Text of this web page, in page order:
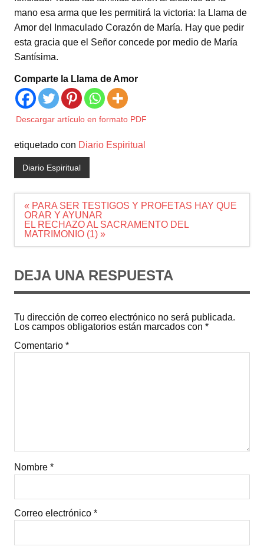
mano esa arma que les permitirá la victoria: la Llama de
Amor del Inmaculado Corazón de María. Hay que pedir
esta gracia que el Señor concede por medio de María
Santísima.
Comparte la Llama de Amor
Descargar artículo en formato PDF
etiquetado con Diario Espiritual
Diario Espiritual
Navegación
de
entradas
« PARA SER TESTIGOS Y PROFETAS HAY QUE
ORAR Y AYUNAR
EL RECHAZO AL SACRAMENTO DEL
MATRIMONIO (1) »
DEJA UNA RESPUESTA
Tu dirección de correo electrónico no será publicada.
Los campos obligatorios están marcados con *
Comentario *
Nombre *
Correo electrónico *